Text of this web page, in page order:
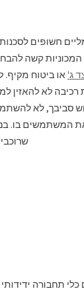
חשופים
המכוניות קשה
ג'או ביטוח מקיף.
לא להאזין
לא להשתמש
המשתמשים בו.
תחבורה